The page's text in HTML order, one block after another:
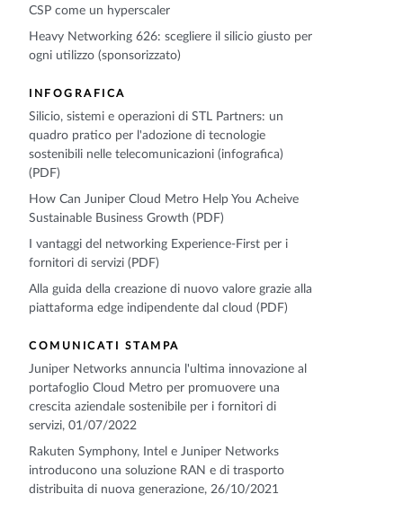
CSP come un hyperscaler
Heavy Networking 626: scegliere il silicio giusto per
ogni utilizzo (sponsorizzato)
INFOGRAFICA
Silicio, sistemi e operazioni di STL Partners: un
quadro pratico per l'adozione di tecnologie
sostenibili nelle telecomunicazioni (infografica)
(PDF)
How Can Juniper Cloud Metro Help You Acheive
Sustainable Business Growth (PDF)
I vantaggi del networking Experience-First per i
fornitori di servizi (PDF)
Alla guida della creazione di nuovo valore grazie alla
piattaforma edge indipendente dal cloud (PDF)
COMUNICATI STAMPA
Juniper Networks annuncia l'ultima innovazione al
portafoglio Cloud Metro per promuovere una
crescita aziendale sostenibile per i fornitori di
servizi, 01/07/2022
Rakuten Symphony, Intel e Juniper Networks
introducono una soluzione RAN e di trasporto
distribuita di nuova generazione, 26/10/2021